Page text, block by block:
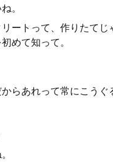
。
ートって、作りたてじ
めて知って。
らあれって常にこうぐ